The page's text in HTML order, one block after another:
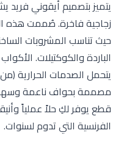
يتميز بتصميم أيقوني فريد
زجاجية فاخرة. صُممت هذه
حيث تناسب المشروبات
الباردة والكوكتيلات.
يتحمل الصدمات الحرارية
قطع يوفر لكِ حلاً عملياً
الفرنسية التي تدوم لسنوات.